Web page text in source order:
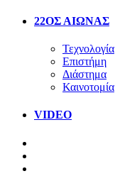
22ΟΣ ΑΙΩΝΑΣ
Τεχνολογία
Επιστήμη
Διάστημα
Καινοτομία
VIDEO